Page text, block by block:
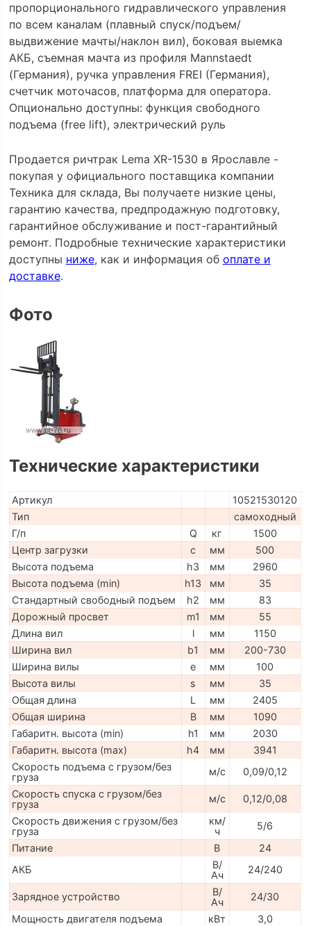
пропорционального гидравлического управления
по всем каналам (плавный спуск/подъем/
выдвижение мачты/наклон вил), боковая выемка
АКБ, съемная мачта из профиля Mannstaedt
(Германия), ручка управления FREI (Германия),
счетчик моточасов, платформа для оператора.
Опционально доступны: функция свободного
подъема (free lift), электрический руль
Продается ричтрак Lema XR-1530 в Ярославле -
покупая у официального поставщика компании
Техника для склада, Вы получаете низкие цены,
гарантию качества, предпродажную подготовку,
гарантийное обслуживание и пост-гарантийный
ремонт. Подробные технические характеристики
доступны ниже, как и информация об оплате и
доставке.
Фото
Технические характеристики
Артикул
10521530120
Тип
самоходный
Г/п
Q кг
1500
Центр загрузки
c мм
500
Высота подъема
h3 мм
2960
Высота подъема (min)
h13 мм
35
Стандартный свободный подъем
h2 мм
83
Дорожный просвет
m1 мм
55
Длина вил
l мм
1150
Ширина вил
b1 мм
200-730
Ширина вилы
e мм
100
Высота вилы
s мм
35
Общая длина
L мм
2405
Общая ширина
B мм
1090
Габаритн. высота (min)
h1 мм
2030
Габаритн. высота (max)
h4 мм
3941
Скорость подъема с грузом/без
груза
м/с
0,09/0,12
Скорость спуска с грузом/без
груза
м/с
0,12/0,08
Скорость движения с грузом/без
груза
км/
ч
5/6
Питание
В
24
АКБ
В/
Ач
24/240
Зарядное устройство
В/
Ач
24/30
Мощность двигателя подъема
кВт 3,0